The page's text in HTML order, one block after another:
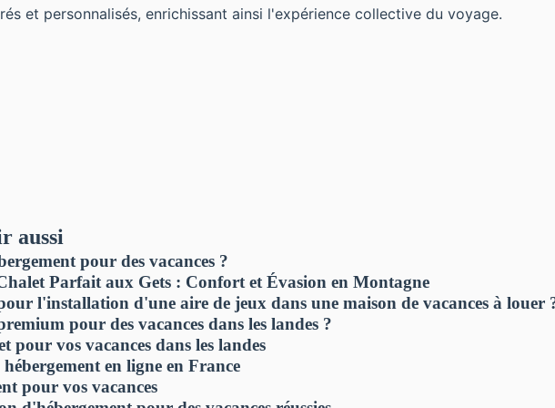
et personnalisés, enrichissant ainsi l'expérience collective du voyage.
aussi
pour des vacances ?
Parfait aux Gets : Confort et Évasion en Montagne
l'installation d'une aire de jeux dans une maison de vacances à louer
pour des vacances dans les landes ?
vos vacances dans les landes
en ligne en France
pour vos vacances